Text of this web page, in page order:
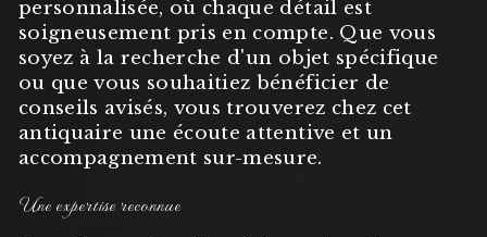
personnalisée, où chaque détail est
soigneusement pris en compte. Que vous
soyez à la recherche d'un objet spécifique
ou que vous souhaitiez bénéficier de
conseils avisés, vous trouverez chez cet
antiquaire une écoute attentive et un
accompagnement sur-mesure.
Une expertise reconnue